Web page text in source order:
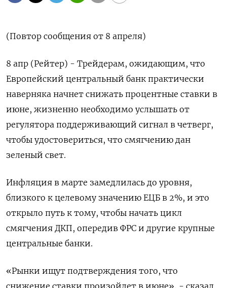
(Повтор сообщения от 8 апреля)
8 апр (Рейтер) - Трейдерам, ожидающим, что
Европейский центральный банк практически
наверняка начнет снижать процентные ставки в
июне, жизненно необходимо услышать от
регулятора поддерживающий сигнал в четверг,
чтобы удостовериться, что смягчению дан
зеленый свет.
Инфляция в марте замедлилась до уровня,
близкого к целевому значению ЕЦБ в 2%, и это
открыло путь к тому, чтобы начать цикл
смягчения ДКП, опередив ФРС и другие крупные
центральные банки.
«Рынки ищут подтверждения того, что
снижение ставки произойдет в июне», - сказал